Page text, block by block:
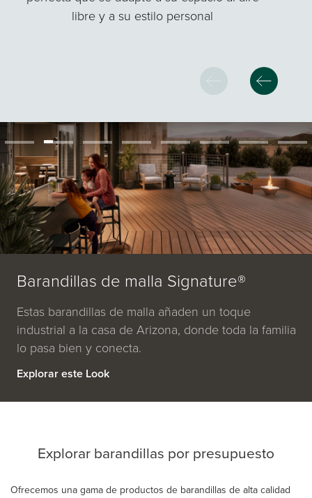
libre y a su estilo personal
Barandillas de malla Signature®
Estas barandillas de malla añaden un toque
industrial a la casa de Arizona, donde toda la familia
lo pasa bien y conecta.
Explorar este Look
Explorar barandillas por presupuesto
Ofrecemos una gama de productos de barandillas de alta calidad